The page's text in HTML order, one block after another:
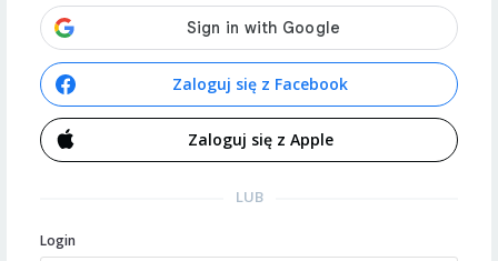
Zaloguj się z Facebook
Zaloguj się z Apple
LUB
Login